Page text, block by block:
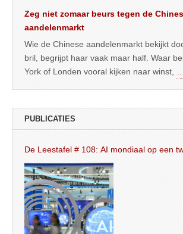
Zeg niet zomaar beurs tegen de
aandelenmarkt
Wie de Chinese aandelenmarkt bekijkt
bril, begrijpt haar vaak maar half. Waar
York of Londen vooral kijken naar winst,
PUBLICATIES
De Leestafel # 108: AI mondiaal